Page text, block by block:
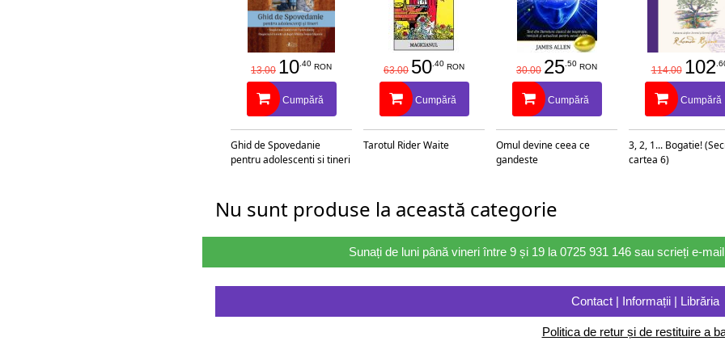
13.00 10 .40 RON
Cumpără
Ghid de Spovedanie
pentru adolescenti si tineri
63.00 50 .40 RON
Cumpără
Tarotul Rider Waite
30.00 25 .50 RON
Cumpără
Omul devine ceea ce
gandeste
114.00 102
Cumpără
3, 2, 1... Bogatie!
cartea 6)
Nu sunt produse la această categorie
Sunați de luni până vineri între 9 și 19 la 0725 931 146 sau scrieți e-
Contact | Informații | Librăria
Politica de retur și de restituire a